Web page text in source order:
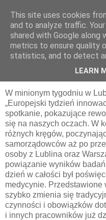
poniedziałek, 13
Innowacje w
W minionym tygodniu w
„Europejski tydzień
spotkanie, pokazujące
się na naszych oczach. W
różnych kręgów,
samorządowców aż po
osoby z Lublina oraz
powiązanie wyników
dzień w całości był
medycynie.
szybko zmienia się
czynności i obowiązków
i innych pracowników już
This site uses cookies
and to analyze traffic.
shared with Google along
metrics to ensure quality
statistics, and to detect
LEARN